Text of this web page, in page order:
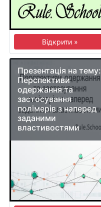
Відкрити »
Презентація на тему:
Перспективи
одержання та
застосування
полімерів з наперед
заданими
властивостями